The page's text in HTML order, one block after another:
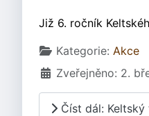
Již 6. ročník
Základní údaje
Kategorie: Akce
Zveřejněno: 2.
Číst dál: